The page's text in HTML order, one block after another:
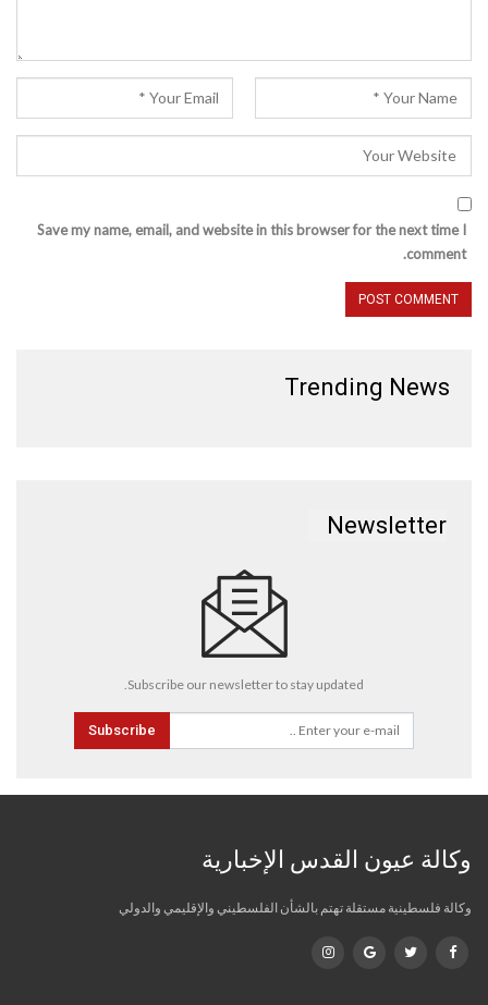
Save my name, email, and website in this browser for the next time I
comment.
Trending News
Newsletter
Subscribe our newsletter to stay updated.
Subscribe
وكالة عيون القدس الإخبارية
وكالة فلسطينية مستقلة تهتم بالشأن الفلسطيني والإقليمي والدولي